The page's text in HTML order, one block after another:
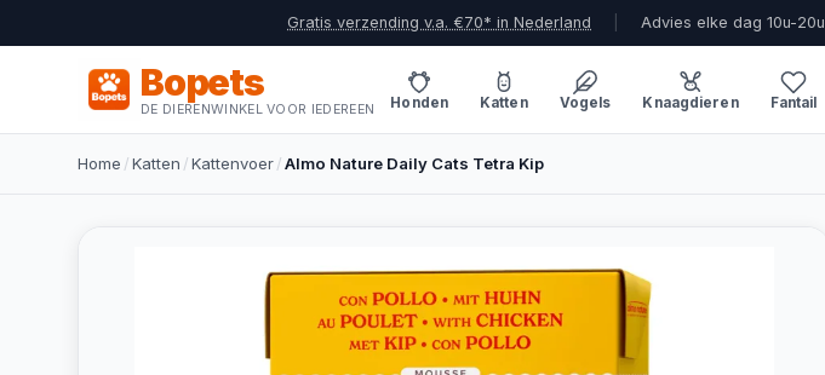
Gratis verzending v.a. €70* in Nederland Advies elke dag 10u-20u
Bopets
DE DIERENWINKEL VOOR IEDEREEN Honden Katten Vogels Knaagdieren Fantail
Home /Katten /Kattenvoer/Almo Nature Daily Cats Tetra Kip